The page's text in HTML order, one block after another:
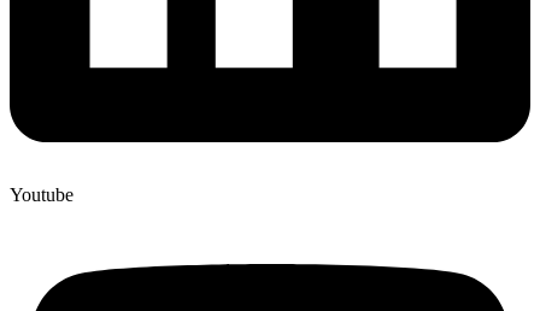
Youtube